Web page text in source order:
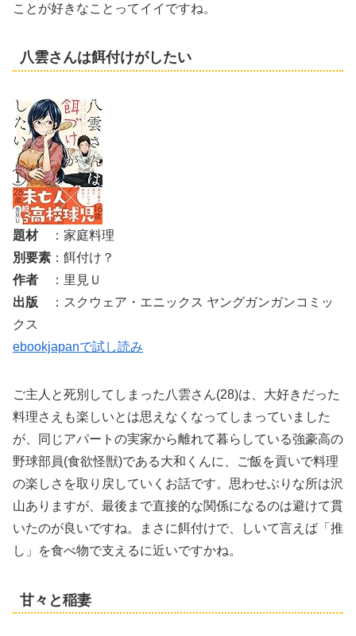
ことが好きなことってイイですね。
八雲さんは餌付けがしたい
題材
：家庭料理
別要素 ：餌付け？
作者
：里見Ｕ
出版
：スクウェア・エニックス ヤングガンガンコミッ
クス
ebookjapanで試し読み
ご主人と死別してしまった八雲さん(28)は、大好きだった
料理さえも楽しいとは思えなくなってしまっていました
が、同じアパートの実家から離れて暮らしている強豪高の
野球部員(食欲怪獣)である大和くんに、ご飯を貢いで料理
の楽しさを取り戻していくお話です。思わせぶりな所は沢
山ありますが、最後まで直接的な関係になるのは避けて貫
いたのが良いですね。まさに餌付けで、しいて言えば「推
し」を食べ物で支えるに近いですかね。
甘々と稲妻